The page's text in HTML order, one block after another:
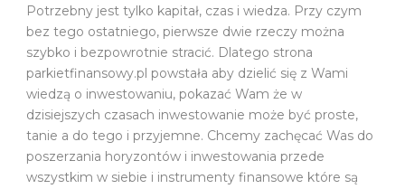
Potrzebny jest tylko kapitał, czas i wiedza. Przy czym
bez tego ostatniego, pierwsze dwie rzeczy można
szybko i bezpowrotnie stracić. Dlatego strona
parkietfinansowy.pl powstała aby dzielić się z Wami
wiedzą o inwestowaniu, pokazać Wam że w
dzisiejszych czasach inwestowanie może być proste,
tanie a do tego i przyjemne. Chcemy zachęcać Was do
poszerzania horyzontów i inwestowania przede
wszystkim w siebie i instrumenty finansowe które są